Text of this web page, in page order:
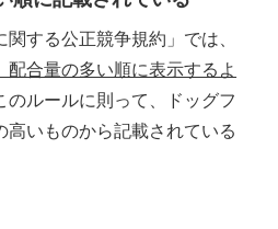
する公正競争規約」では、
合量の多い順に表示するよ
のルールに則って、ドッグフ
いものから記載されている